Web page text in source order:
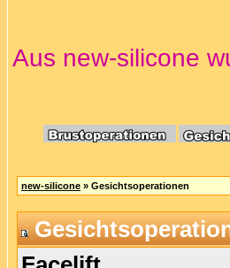
Aus new-silicone
new-silicone » Gesichtsoperationen